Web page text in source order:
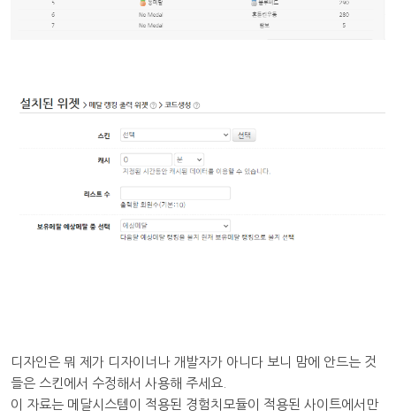
디자인은 뭐 제가 디자이너나 개발자가 아니다 보니 맘에 안드는 것
들은 스킨에서 수정해서 사용해 주세요.
이 자료는 메달시스템이 적용된 경험치모듈이 적용된 사이트에서만